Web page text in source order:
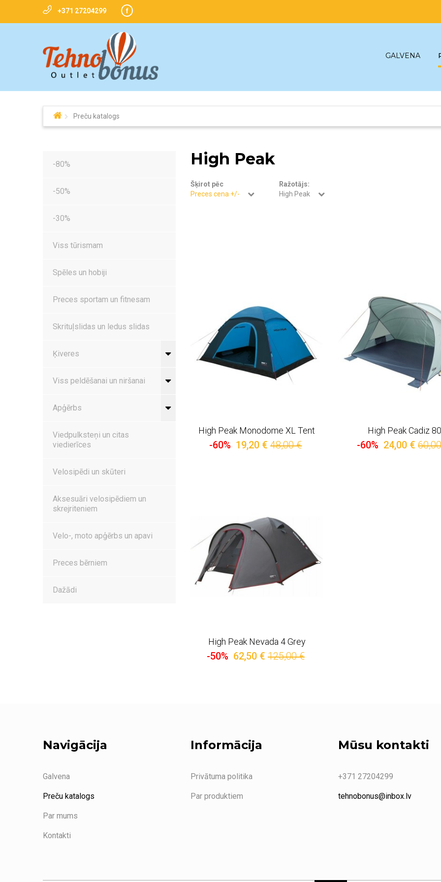
+371 27204299 f
GALVENA
Preču katalogs
-80%
-50%
-30%
Viss tūrismam
Spēles un hobiji
Preces sportam un fitnesam
Skrituļslidas un ledus slidas
Ķiveres
Viss peldēšanai un niršanai
Apģērbs
Viedpulksteņi un citas
viedierīces
Velosipēdi un skūteri
Aksesuāri velosipēdiem un
skrejriteniem
Velo-, moto apģērbs un apavi
Preces bērniem
Dažādi
High Peak
Šķirot pēc
Preces cena +/-
Ražotājs:
High Peak
High Peak Monodome XL Tent
-60% 19,20 € 48,00 €
High Peak Cadiz 80
-60% 24,00 €
High Peak Nevada 4 Grey
-50% 62,50 € 125,00 €
Navigācija
Galvena
Preču katalogs
Par mums
Kontakti
Informācija
Privātuma politika
Par produktiem
Mūsu kontakti
+371 27204299
tehnobonus@inbox.lv